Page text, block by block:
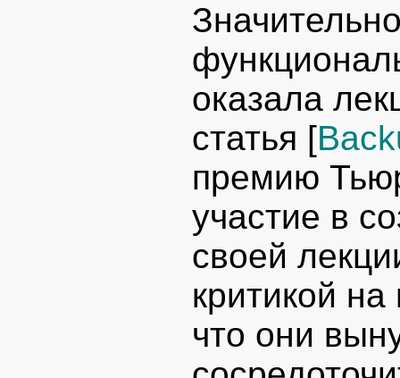
оказала
статья [
премию
участие в
своей
критикой
что они